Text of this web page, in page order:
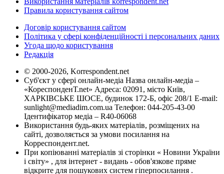
Правила користування сайтом
Договір користування сайтом
Політика у сфері конфіденційності і персональних даних
Угода щодо користування
Редакція
© 2000-2026, Korrespondent.net
Суб'єкт у сфері онлайн-медіа Назва онлайн-медіа –
«КореспонденТ.net» Адреса: 02091, місто Київ,
ХАРКІВСЬКЕ ШОСЕ, будинок 172-Б, офіс 208/1 E-mail:
sunlight@mediadim.com.ua Телефон: 044-205-43-00
Ідентифікатор медіа – R40-06068
Використання будь-яких матеріалів, розміщених на
сайті, дозволяється за умови посилання на
Корреспондент.net.
При копіюванні матеріалів зі сторінки « Новини України
і світу» , для інтернет - видань - обов'язкове пряме
відкрите для пошукових систем гіперпосилання .